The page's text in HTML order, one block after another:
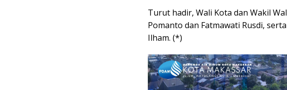
Turut hadir, Wali Kota dan Wakil
Pomanto dan Fatmawati Rusdi,
Ilham. (*)